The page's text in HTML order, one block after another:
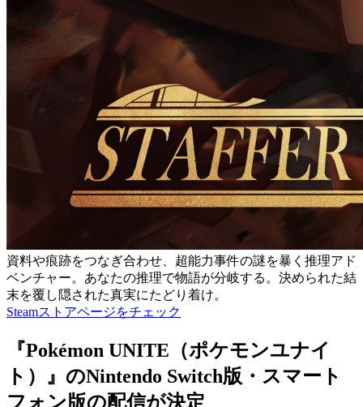
資料や痕跡をつなぎ合わせ、超能力事件の謎を暴く推理アド
ベンチャー。あなたの推理で物語が分岐する。決められた結
末を覆し隠された真実にたどり着け。
Steamストアページをチェック
『Pokémon UNITE（ポケモンユナイ
ト）』のNintendo Switch版・スマート
フォン版の配信が決定